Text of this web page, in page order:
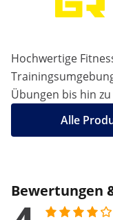
Hochwertige
Übungen bis hin
Alle
Bewertungen